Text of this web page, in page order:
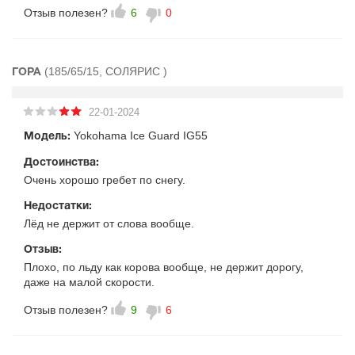
Отзыв полезен? 6 0
ГОРА (185/65/15, СОЛЯРИС )
22-01-2024
Модель: Yokohama Ice Guard IG55
Достоинства:
Очень хорошо гребет по снегу.
Недостатки:
Лёд не держит от слова вообще.
Отзыв:
Плохо, по льду как корова вообще, не держит дорогу,
даже на малой скорости.
Отзыв полезен? 9 6